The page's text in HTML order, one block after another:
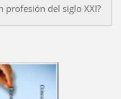
profesión del siglo XXI?